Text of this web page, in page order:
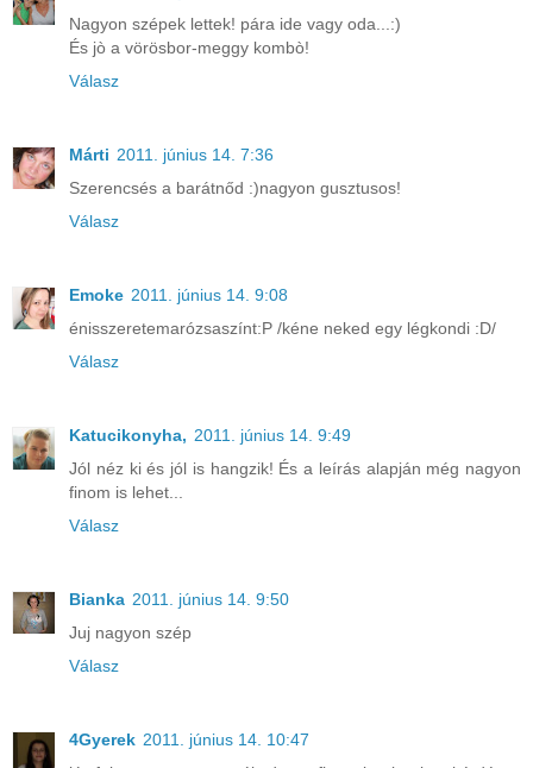
Nagyon szépek lettek! pára ide vagy oda...:)
És jò a vörösbor-meggy kombò!
Válasz
Márti 2011. június 14. 7:36
Szerencsés a barátnőd :)nagyon gusztusos!
Válasz
Emoke 2011. június 14. 9:08
énisszeretemarózsaszínt:P /kéne neked egy légkondi :D/
Válasz
Katucikonyha, 2011. június 14. 9:49
Jól néz ki és jól is hangzik! És a leírás alapján még nagyon
finom is lehet...
Válasz
Bianka 2011. június 14. 9:50
Juj nagyon szép
Válasz
4Gyerek 2011. június 14. 10:47